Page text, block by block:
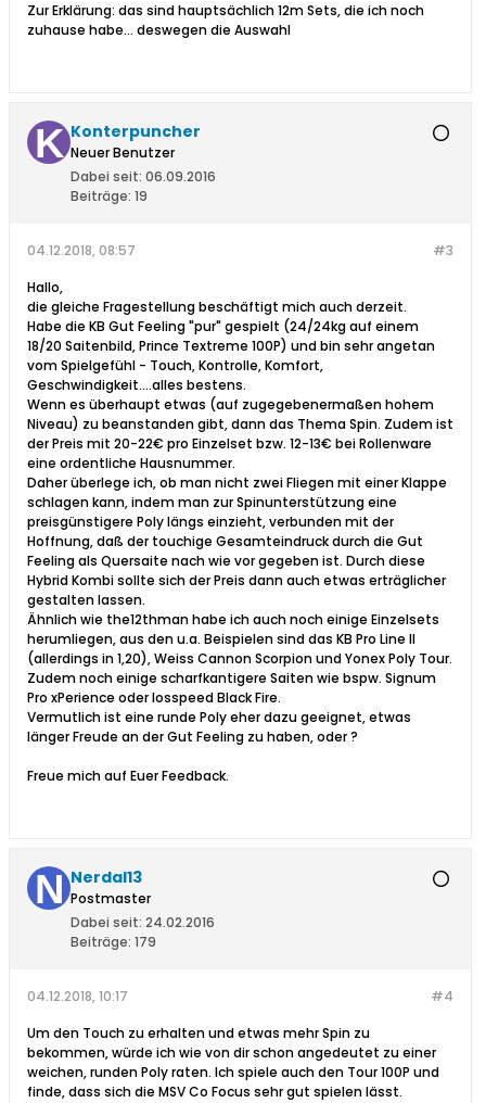
Zur Erklärung: das sind hauptsächlich 12m Sets, die ich noch
zuhause habe... deswegen die Auswahl
Konterpuncher
Neuer Benutzer
Dabei seit: 06.09.2016
Beiträge: 19
#3
04.12.2018, 08:57
Hallo,
die gleiche Fragestellung beschäftigt mich auch derzeit.
Habe die KB Gut Feeling "pur" gespielt (24/24kg auf einem
18/20 Saitenbild, Prince Textreme 100P) und bin sehr angetan
vom Spielgefühl - Touch, Kontrolle, Komfort,
Geschwindigkeit....alles bestens.
Wenn es überhaupt etwas (auf zugegebenermaßen hohem
Niveau) zu beanstanden gibt, dann das Thema Spin. Zudem ist
der Preis mit 20-22€ pro Einzelset bzw. 12-13€ bei Rollenware
eine ordentliche Hausnummer.
Daher überlege ich, ob man nicht zwei Fliegen mit einer Klappe
schlagen kann, indem man zur Spinunterstützung eine
preisgünstigere Poly längs einzieht, verbunden mit der
Hoffnung, daß der touchige Gesamteindruck durch die Gut
Feeling als Quersaite nach wie vor gegeben ist. Durch diese
Hybrid Kombi sollte sich der Preis dann auch etwas erträglicher
gestalten lassen.
Ähnlich wie the12thman habe ich auch noch einige Einzelsets
herumliegen, aus den u.a. Beispielen sind das KB Pro Line II
(allerdings in 1,20), Weiss Cannon Scorpion und Yonex Poly Tour.
Zudem noch einige scharfkantigere Saiten wie bspw. Signum
Pro xPerience oder Iosspeed Black Fire.
Vermutlich ist eine runde Poly eher dazu geeignet, etwas
länger Freude an der Gut Feeling zu haben, oder ?
Freue mich auf Euer Feedback.
Nerdal13
Postmaster
Dabei seit: 24.02.2016
Beiträge: 179
#4
04.12.2018, 10:17
Um den Touch zu erhalten und etwas mehr Spin zu
bekommen, würde ich wie von dir schon angedeutet zu einer
weichen, runden Poly raten. Ich spiele auch den Tour 100P und
finde, dass sich die MSV Co Focus sehr gut spielen lässt.